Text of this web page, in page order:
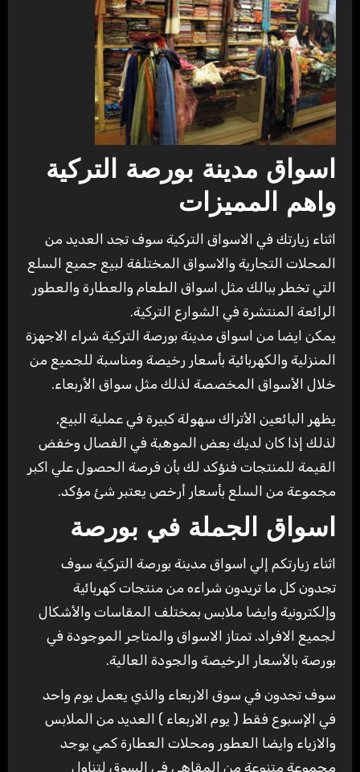
اسواق مدينة بورصة التركية
واهم المميزات
اثناء زيارتك في الاسواق التركية سوف تجد العديد من
المحلات التجارية والاسواق المختلفة لبيع جميع السلع
التي تخطر ببالك مثل اسواق الطعام والعطارة والعطور
الرائعة المنتشرة في الشوارع التركية.
يمكن ايضا من اسواق مدينة بورصة التركية شراء الاجهزة
المنزلية والكهربائية بأسعار رخيصة ومناسبة للجميع من
خلال الأسواق المخصصة لذلك مثل سواق الأربعاء.
يظهر البائعين الأتراك سهولة كبيرة في عملية البيع,
لذلك إذا كان لديك بعض الموهبة في الفصال وخفض
القيمة للمنتجات فنؤكد لك بأن فرصة الحصول علي اكبر
مجموعة من السلع بأسعار أرخص يعتبر شئ مؤكد.
اسواق الجملة في بورصة
اثناء زيارتكم إلي اسواق مدينة بورصة التركية سوف
تجدون كل ما تريدون شراءه من منتجات كهربائية
وإلكترونية وايضا ملابس بمختلف المقاسات والأشكال
لجميع الافراد. تمتاز الاسواق والمتاجر الموجودة في
بورصة بالأسعار الرخيصة والجودة العالية.
سوف تجدون في سوق الاربعاء والذي يعمل يوم واحد
في الإسبوع فقط ( يوم الاربعاء ) العديد من الملابس
والازياء وايضا العطور ومحلات العطارة كمي يوجد
مجموعة متنوعة من المقاهي في السوق لتناول